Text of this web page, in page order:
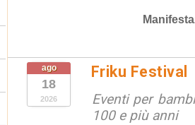
ago
18
2026
Friku Festival
Eventi per
100 e più anni